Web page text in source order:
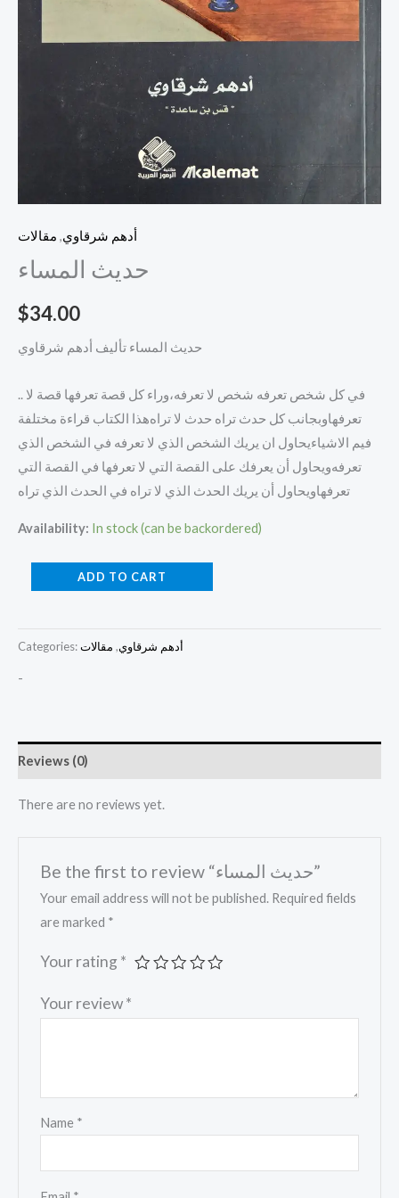
أدهم شرقاوي, مقالات
حديث المساء
$34.00
حديث المساء تأليف أدهم شرقاوي
.. في كل شخص تعرفه شخص لا تعرفه، وراء كل قصة تعرفها قصة لا
تعرفها وبجانب كل حدث تراه حدث لا تراه هذا الكتاب قراءة مختلفة
فيم الاشياء يحاول ان يريك الشخص الذي لا تعرفه في الشخص الذي
تعرفه ويحاول أن يعرفك على القصة التي لا تعرفها في القصة التي
تعرفها ويحاول أن يريك الحدث الذي لا تراه في الحدث الذي تراه
Availability: In stock (can be backordered)
ADD TO CART
Categories: أدهم شرقاوي, مقالات
-
Reviews (0)
There are no reviews yet.
Be the first to review “حديث المساء”
Your email address will not be published. Required fields
are marked *
Your rating *
Your review*
Name *